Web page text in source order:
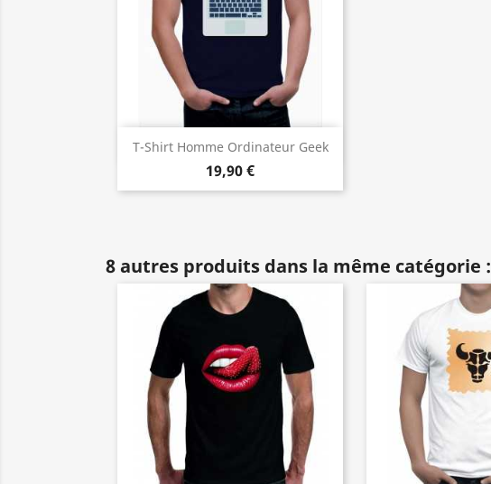
T-Shirt Homme Ordinateur Geek
19,90 €
Aperçu rapide
8 autres produits dans la même catégorie :